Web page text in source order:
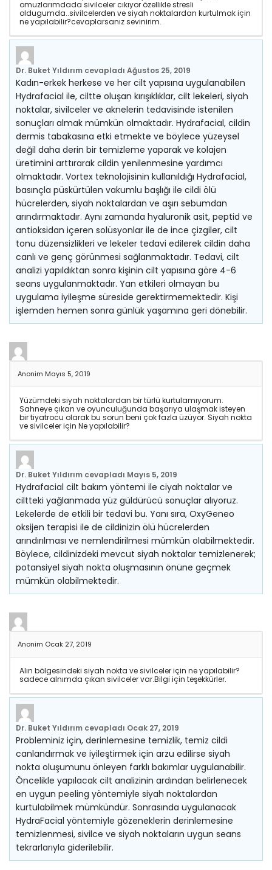
omuzlarımdada sivilceler cıkıyor özellikle stresli
oldugumda..sivilcelerden ve siyah noktalardan kurtulmak için
ne yapılabilir?cevaplarsanız sevinirim.
Dr. Buket Yıldırım cevapladı Ağustos 25, 2019
Kadın-erkek herkese ve her cilt yapısına uygulanabilen
Hydrafacial ile, ciltte oluşan kırışıklıklar, cilt lekeleri, siyah
noktalar, sivilceler ve aknelerin tedavisinde istenilen
sonuçları almak mümkün olmaktadır. Hydrafacial, cildin
dermis tabakasına etki etmekte ve böylece yüzeysel
değil daha derin bir temizleme yaparak ve kolajen
üretimini arttırarak cildin yenilenmesine yardımcı
olmaktadır. Vortex teknolojisinin kullanıldığı Hydrafacial,
basınçla püskürtülen vakumlu başlığı ile cildi ölü
hücrelerden, siyah noktalardan ve aşırı sebumdan
arındırmaktadır. Aynı zamanda hyaluronik asit, peptid ve
antioksidan içeren solüsyonlar ile de ince çizgiler, cilt
tonu düzensizlikleri ve lekeler tedavi edilerek cildin daha
canlı ve genç görünmesi sağlanmaktadır. Tedavi, cilt
analizi yapıldıktan sonra kişinin cilt yapısına göre 4-6
seans uygulanmaktadır. Yan etkileri olmayan bu
uygulama iyileşme süreside gerektirmemektedir. Kişi
işlemden hemen sonra günlük yaşamına geri dönebilir.
Anonim Mayıs 5, 2019
Yüzümdeki siyah noktalardan bir türlü kurtulamıyorum.
Sahneye çıkan ve oyunculuğunda başarıya ulaşmak isteyen
bir tiyatrocu olarak bu sorun beni çok fazla üzüyor. Siyah nokta
ve sivilceler için Ne yapılabilir?
Dr. Buket Yıldırım cevapladı Mayıs 5, 2019
Hydrafacial cilt bakım yöntemi ile ciyah noktalar ve
ciltteki yağlanmada yüz güldürücü sonuçlar alıyoruz.
Lekelerde de etkili bir tedavi bu. Yanı sıra, OxyGeneo
oksijen terapisi ile de cildinizin ölü hücrelerden
arındırılması ve nemlendirilmesi mümkün olabilmektedir.
Böylece, cildinizdeki mevcut siyah noktalar temizlenerek;
potansiyel siyah nokta oluşmasının önüne geçmek
mümkün olabilmektedir.
Anonim Ocak 27, 2019
Alın bölgesindeki siyah nokta ve sivilceler için ne yapılabilir?
sadece alnımda çıkan sivilceler var.Bilgi için teşekkürler.
Dr. Buket Yıldırım cevapladı Ocak 27, 2019
Probleminiz için, derinlemesine temizlik, temiz cildi
canlandırmak ve iyileştirmek için arzu edilirse siyah
nokta oluşumunu önleyen farklı bakımlar uygulanabilir.
Öncelikle yapılacak cilt analizinin ardından belirlenecek
en uygun peeling yöntemiyle siyah noktalardan
kurtulabilmek mümkündür. Sonrasında uygulanacak
HydraFacial yöntemiyle gözeneklerin derinlemesine
temizlenmesi, sivilce ve siyah noktaların uygun seans
tekrarlarıyla giderilebilir.